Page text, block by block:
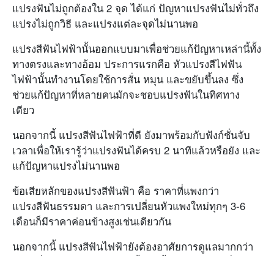
แปรงฟันไม่ถูกต้องใน 2 จุด ได้แก่ ปัญหาแปรงฟันไม่ทั่วถึง
แปรงไม่ถูกวิธี และแปรงแต่ละจุดไม่นานพอ
แปรงสีฟันไฟฟ้านั้นออกแบบมาเพื่อช่วยแก้ปัญหาเหล่านี้ทั้ง
ทางตรงและทางอ้อม ประการแรกคือ หัวแปรงสีไฟฟัน
ไฟฟ้านั้นทำงานโดยใช้การสั่น หมุน และขยับขึ้นลง ซึ่ง
ช่วยแก้ปัญหาที่หลายคนมักจะชอบแปรงฟันในทิศทาง
เดียว
นอกจากนี้ แปรงสีฟันไฟฟ้าที่ดี ยังมาพร้อมกับฟังก์ชั่นจับ
เวลาเพื่อให้เรารู้ว่าแปรงฟันได้ครบ 2 นาทีแล้วหรือยัง และ
แก้ปัญหาแปรงไม่นานพอ
ข้อเสียหลักของแปรงสีฟันฟ้า คือ ราคาที่แพงกว่า
แปรงสีฟันธรรมดา และการเปลี่ยนหัวแพงใหม่ทุกๆ 3-6
เดือนก็มีราคาค่อนข้างสูงเช่นเดียวกัน
นอกจากนี้ แปรงสีฟันไฟฟ้ายังต้องอาศัยการดูแลมากกว่า